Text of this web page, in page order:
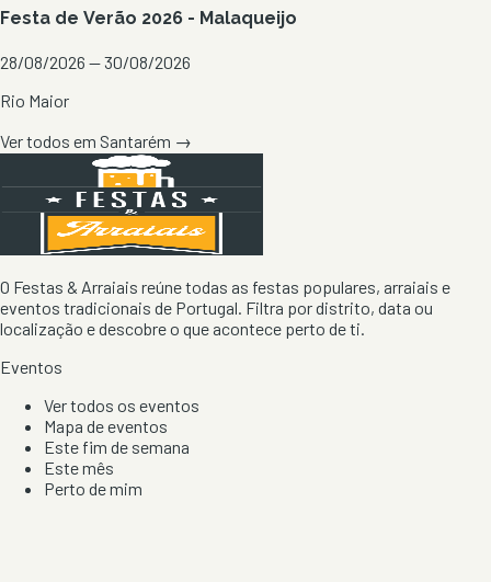
Festa de Verão 2026 - Malaqueijo
28/08/2026 — 30/08/2026
Rio Maior
Ver todos em Santarém →
O Festas & Arraiais reúne todas as festas populares, arraiais e
eventos tradicionais de Portugal. Filtra por distrito, data ou
localização e descobre o que acontece perto de ti.
Eventos
Ver todos os eventos
Mapa de eventos
Este fim de semana
Este mês
Perto de mim